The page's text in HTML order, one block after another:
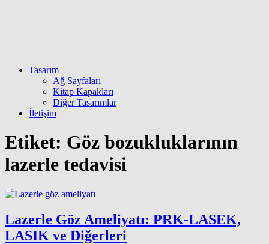
Tasarım
Ağ Sayfaları
Kitap Kapakları
Diğer Tasarımlar
İletişim
Etiket: Göz bozukluklarının
lazerle tedavisi
Lazerle Göz Ameliyatı: PRK-LASEK,
LASIK ve Diğerleri